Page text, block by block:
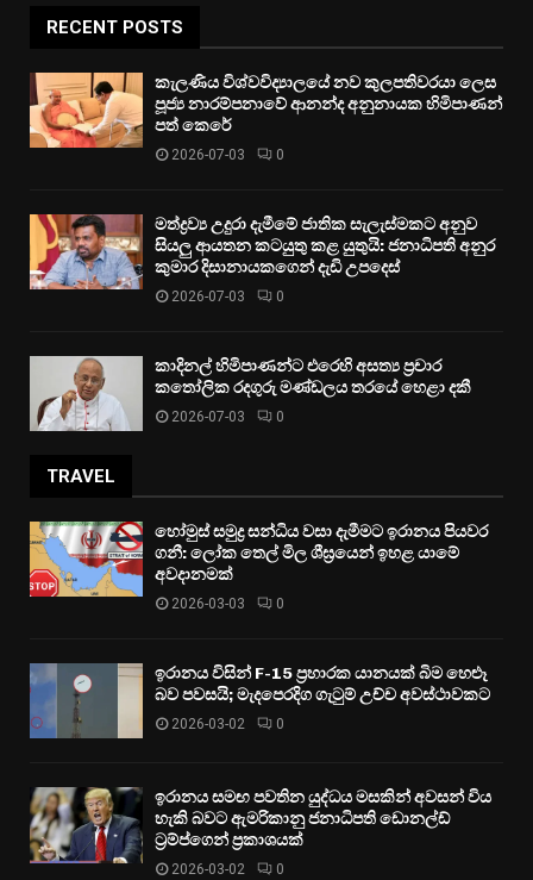
RECENT POSTS
කැලණිය විශ්වවිද්‍යාලයේ නව කුලපතිවරයා ලෙස
පූජ්‍ය නාරම්පනාවේ ආනන්ද අනුනායක හිමිපාණන්
පත් කෙරේ
2026-07-03 0
මත්ද්‍රව්‍ය උදුරා දැමීමේ ජාතික සැලැස්මකට අනුව
සියලු ආයතන කටයුතු කළ යුතුයි: ජනාධිපති අනුර
කුමාර දිසානායකගෙන් දැඩි උපදෙස්
2026-07-03 0
කාදිනල් හිමිපාණන්ට එරෙහි අසත්‍ය ප්‍රචාර
කතෝලික රදගුරු මණ්ඩලය තරයේ හෙළා දකී
2026-07-03 0
TRAVEL
හෝමුස් සමුද්‍ර සන්ධිය වසා දැමීමට ඉරානය පියවර
ගනී: ලෝක තෙල් මිල ශීඝ්‍රයෙන් ඉහළ යාමේ
අවදානමක්
2026-03-03 0
ඉරානය විසින් F-15 ප්‍රහාරක යානයක් බිම හෙළූ
බව පවසයි; මැදපෙරදිග ගැටුම් උච්ච අවස්ථාවකට
2026-03-02 0
ඉරානය සමඟ පවතින යුද්ධය මසකින් අවසන් විය
හැකි බවට ඇමරිකානු ජනාධිපති ඩොනල්ඩ්
ට්‍රම්ප්ගෙන් ප්‍රකාශයක්
2026-03-02 0